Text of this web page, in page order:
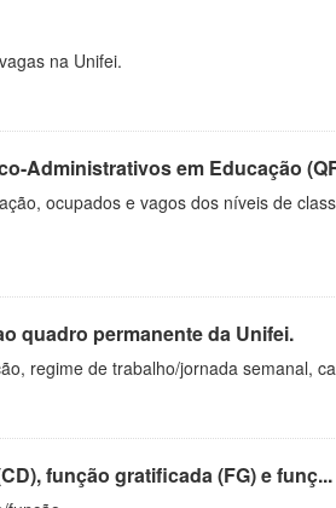
na Unifei.
Administrativos em Educação
ocupados e vagos dos níveis de
quadro permanente da Unifei.
regime de trabalho/jornada semanal,
função gratificada (FG) e funç...